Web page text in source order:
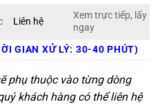
Liên hệ
Xem trực tiếp, lấy
ngay
GIAN XỬ LÝ: 30-40 PHÚT)
phụ thuộc vào từng dòng
khách hàng có thể liên hệ